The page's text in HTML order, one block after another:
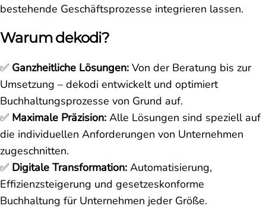
bestehende Geschäftsprozesse integrieren lassen.
Warum dekodi?
✅ Ganzheitliche Lösungen: Von der Beratung bis zur
Umsetzung – dekodi entwickelt und optimiert
Buchhaltungsprozesse von Grund auf.
✅ Maximale Präzision: Alle Lösungen sind speziell auf
die individuellen Anforderungen von Unternehmen
zugeschnitten.
✅ Digitale Transformation: Automatisierung,
Effizienzsteigerung und gesetzeskonforme
Buchhaltung für Unternehmen jeder Größe.